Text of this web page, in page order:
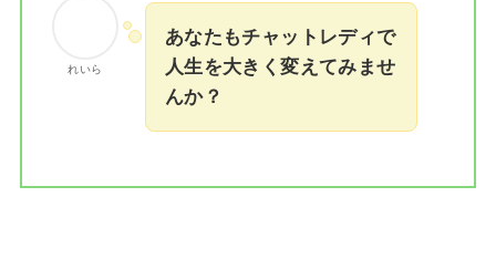
れいら
あなたもチャットレディで
人生を大きく変えてみませ
んか？